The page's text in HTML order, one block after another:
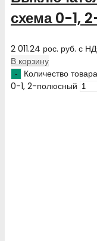
схема 0-1,
2 011.24 рос. руб. с
В корзину
Количество
0-1, 2-полюсный